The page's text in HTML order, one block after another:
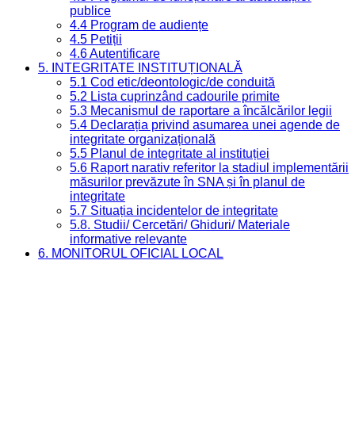
publice
4.4 Program de audiențe
4.5 Petiții
4.6 Autentificare
5. INTEGRITATE INSTITUȚIONALĂ
5.1 Cod etic/deontologic/de conduită
5.2 Lista cuprinzând cadourile primite
5.3 Mecanismul de raportare a încălcărilor legii
5.4 Declarația privind asumarea unei agende de
integritate organizațională
5.5 Planul de integritate al instituției
5.6 Raport narativ referitor la stadiul implementării
măsurilor prevăzute în SNA și în planul de
integritate
5.7 Situația incidentelor de integritate
5.8. Studii/ Cercetări/ Ghiduri/ Materiale
informative relevante
6. MONITORUL OFICIAL LOCAL